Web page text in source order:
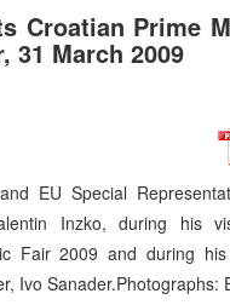
Croatian Prime
31 March 2009
EU Special
Inzko, during his
Fair 2009 and during
Ivo Sanader.Photographs: